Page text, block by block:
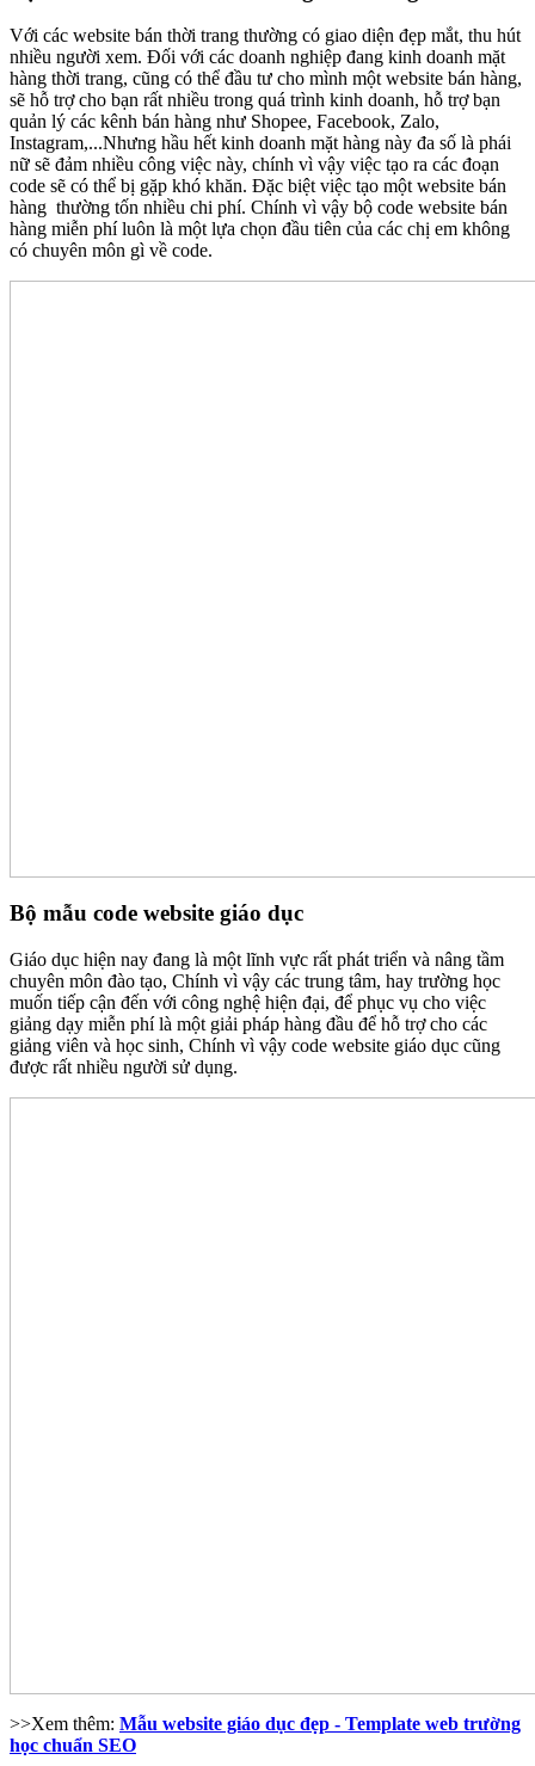
Với các website bán thời trang thường có giao diện đẹp mắt, thu hút
nhiều người xem. Đối với các doanh nghiệp đang kinh doanh mặt
hàng thời trang, cũng có thể đầu tư cho mình một website bán hàng,
sẽ hỗ trợ cho bạn rất nhiều trong quá trình kinh doanh, hỗ trợ bạn
quản lý các kênh bán hàng như Shopee, Facebook, Zalo,
Instagram,...Nhưng hầu hết kinh doanh mặt hàng này đa số là phái
nữ sẽ đảm nhiều công việc này, chính vì vậy việc tạo ra các đoạn
code sẽ có thể bị gặp khó khăn. Đặc biệt việc tạo một website bán
hàng thường tốn nhiều chi phí. Chính vì vậy bộ code website bán
hàng miễn phí luôn là một lựa chọn đầu tiên của các chị em không
có chuyên môn gì về code.
Bộ mẫu code website giáo dục
Giáo dục hiện nay đang là một lĩnh vực rất phát triển và nâng tầm
chuyên môn đào tạo, Chính vì vậy các trung tâm, hay trường học
muốn tiếp cận đến với công nghệ hiện đại, để phục vụ cho việc
giảng dạy miễn phí là một giải pháp hàng đầu để hỗ trợ cho các
giảng viên và học sinh, Chính vì vậy code website giáo dục cũng
được rất nhiều người sử dụng.
>>Xem thêm: Mẫu website giáo dục đẹp - Template web trường
học chuẩn SEO